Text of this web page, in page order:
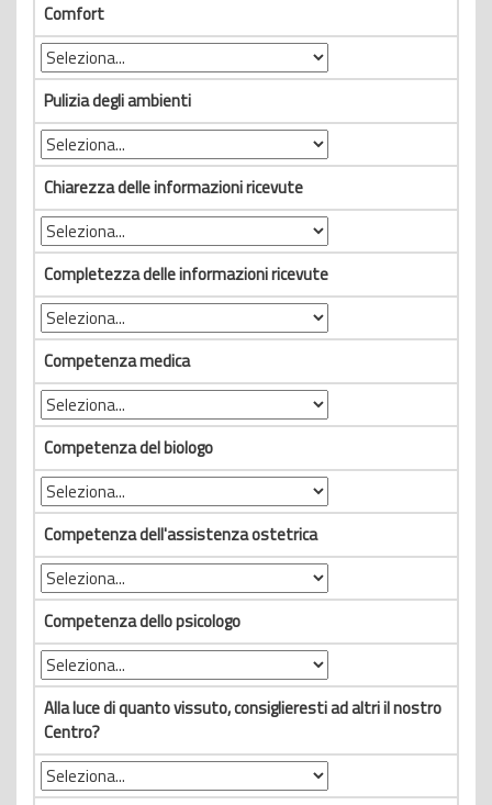
Comfort
Pulizia degli ambienti
Chiarezza delle informazioni ricevute
Completezza delle informazioni ricevute
Competenza medica
Competenza del biologo
Competenza dell'assistenza ostetrica
Competenza dello psicologo
Alla luce di quanto vissuto, consiglieresti ad altri il nostro
Centro?